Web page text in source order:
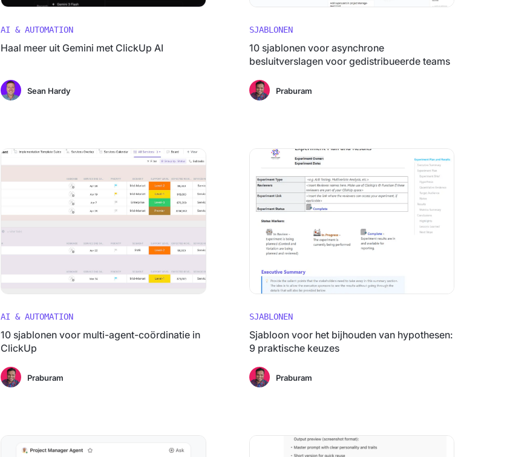
AI & AUTOMATION
Haal meer uit Gemini met ClickUp AI
Sean Hardy
SJABLONEN
10 sjablonen voor asynchrone
besluitverslagen voor gedistribueerde teams
Praburam
AI & AUTOMATION
10 sjablonen voor multi-agent-coördinatie in
ClickUp
Praburam
SJABLONEN
Sjabloon voor het bijhouden van hypothesen:
9 praktische keuzes
Praburam